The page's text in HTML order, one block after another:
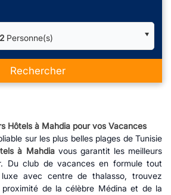
2 Personne(s)
Rechercher
Hôtels à Mahdia pour vos Vacances
sur les plus belles plages de Tunisie
à Mahdiavous garantit les meilleurs
Du club de vacances en formule tout
avec centre de thalasso, trouvez
proximité de la célèbre Médina et de la